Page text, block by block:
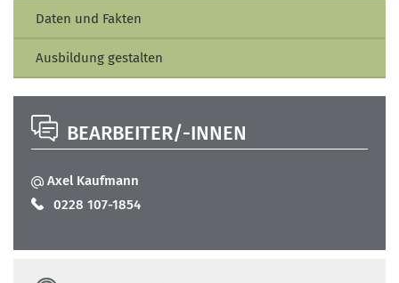
Daten und Fakten
Ausbildung gestalten
BEARBEITER/-INNEN
Axel Kaufmann
0228 107-1854